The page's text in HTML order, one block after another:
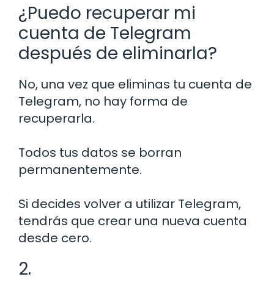
¿Puedo recuperar mi
cuenta de Telegram
después de eliminarla?
No, una vez que eliminas tu cuenta de
Telegram, no hay forma de
recuperarla.
Todos tus datos se borran
permanentemente.
Si decides volver a utilizar Telegram,
tendrás que crear una nueva cuenta
desde cero.
2.